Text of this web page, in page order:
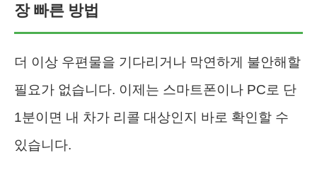
장 빠른 방법
더 이상 우편물을 기다리거나 막연하게 불안해할
필요가 없습니다. 이제는 스마트폰이나 PC로 단
1분이면 내 차가 리콜 대상인지 바로 확인할 수
있습니다.